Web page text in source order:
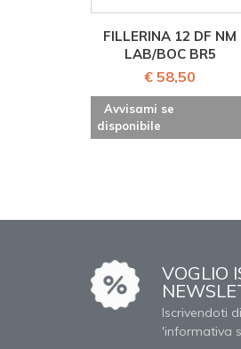
FILLERINA 12 DF NM
LAB/BOC BR5
€ 58,50
Avvisami se
disponibile
VOGLIO
Iscrivendoti
'informativa